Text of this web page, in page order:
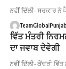
ਨਵੀਂ ਦਿੱਲੀ- ਸਰਕਾਰ
ਵਿੱਤ ਮੰਤਰੀ
ਦਾ ਜਵਾਬ ਦੇਵੇਗੀ
ਨਵੀਂ ਦਿੱਲੀ- ਕੇਂਦਰੀ